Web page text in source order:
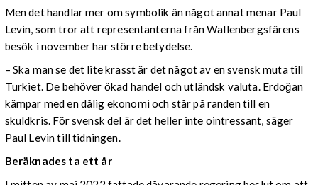
Men det handlar mer om symbolik än något annat menar Paul
Levin, som tror att representanterna från Wallenbergsfärens
besök i november har större betydelse.
– Ska man se det lite krasst är det något av en svensk muta till
Turkiet. De behöver ökad handel och utländsk valuta. Erdoğan
kämpar med en dålig ekonomi och står på randen till en
skuldkris. För svensk del är det heller inte ointressant, säger
Paul Levin till tidningen.
Beräknades ta ett år